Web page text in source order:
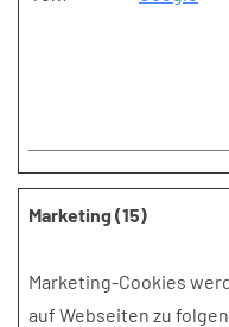
Marketing (15)
Marketing-Cookies
auf Webseiten zu